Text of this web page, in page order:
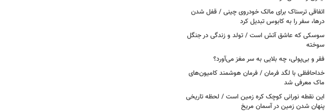
اتفاقی ترسناک برای مالک خودروی چینی / قفل شدن
درها، سفر را به کابوس تبدیل کرد
سوسکی که عاشق آتش است / تولد و زندگی در جنگل
سوخته
فقر و بی‌پولی، چه بلایی به سر مغز می‌آورد؟
خداحافظی با لگد فرمان / فرمان هوشمند کامیون‌های
ماک معرفی شد
این نقطه نورانی کوچک کره زمین است / لحظه تاریخی
پنهان شدن زمین در آسمان مریخ